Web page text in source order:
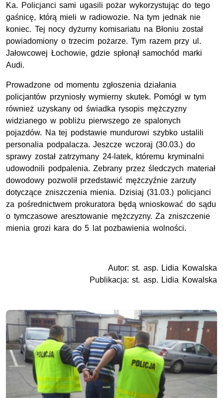
Ka. Policjanci sami ugasili pożar wykorzystując do tego
gaśnicę, którą mieli w radiowozie. Na tym jednak nie
koniec. Tej nocy dyżurny komisariatu na Błoniu został
powiadomiony o trzecim pożarze. Tym razem przy ul.
Jałowcowej Łochowie, gdzie spłonął samochód marki
Audi.
Prowadzone od momentu zgłoszenia działania
policjantów przyniosły wymierny skutek. Pomógł w tym
również uzyskany od świadka rysopis mężczyzny
widzianego w pobliżu pierwszego ze spalonych
pojazdów. Na tej podstawie mundurowi szybko ustalili
personalia podpalacza. Jeszcze wczoraj (30.03.) do
sprawy został zatrzymany 24-latek, któremu kryminalni
udowodnili podpalenia. Zebrany przez śledczych materiał
dowodowy pozwolił przedstawić mężczyźnie zarzuty
dotyczące zniszczenia mienia. Dzisiaj (31.03.) policjanci
za pośrednictwem prokuratora będą wnioskować do sądu
o tymczasowe aresztowanie mężczyzny. Za zniszczenie
mienia grozi kara do 5 lat pozbawienia wolności.
Autor: st. asp. Lidia Kowalska
Publikacja: st. asp. Lidia Kowalska